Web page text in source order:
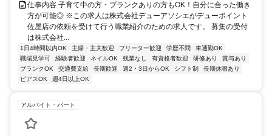
仕事内容 子育て中の方・ブランクありの方もOK！自分に合った働き
方が可能◎ ※この求人は株式会社デューアソシエがデューポイント
佐屋店の依頼を受けて行う職業紹介のための求人です。 募集の受付
は株式会社...
1日4時間以内OK 主婦・主夫歓迎 フリーター歓迎 学歴不問
車通勤OK
職場見学可
経験者歓迎 ネイルOK 残業なし 有資格者歓迎 研修あり
賞与あり
ブランクOK
交通費支給 長期歓迎 週2・3日からOK シフト制
長期休暇あり
ピアスOK
週4日以上OK
アルバイト・パート